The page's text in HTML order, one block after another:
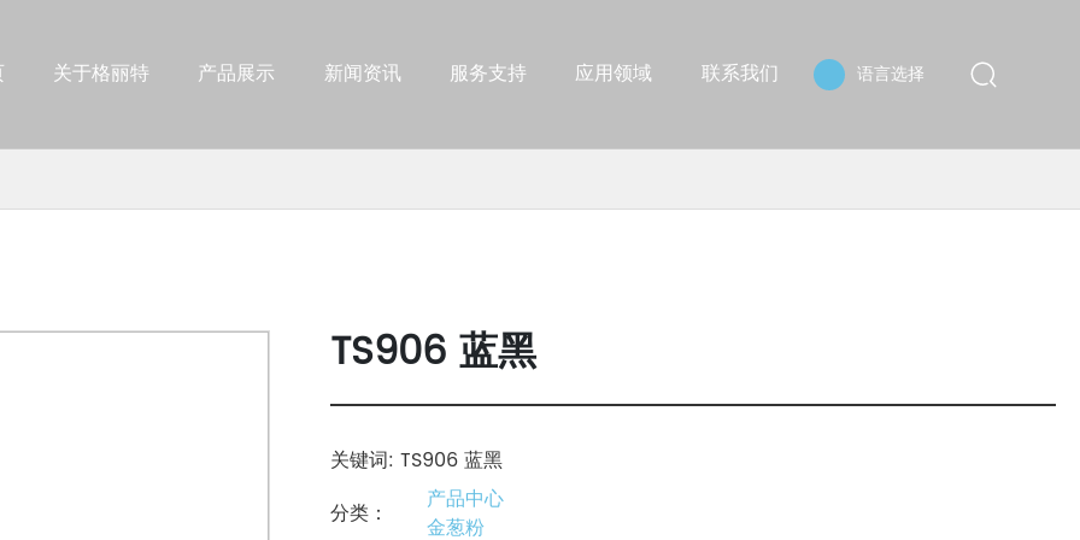
关于格丽特 产品展示 新闻资讯 服务支持 应用领域 联系我们 语言选择
TS906 蓝黑
关键词: TS906 蓝黑
分类：
产品中心
金葱粉